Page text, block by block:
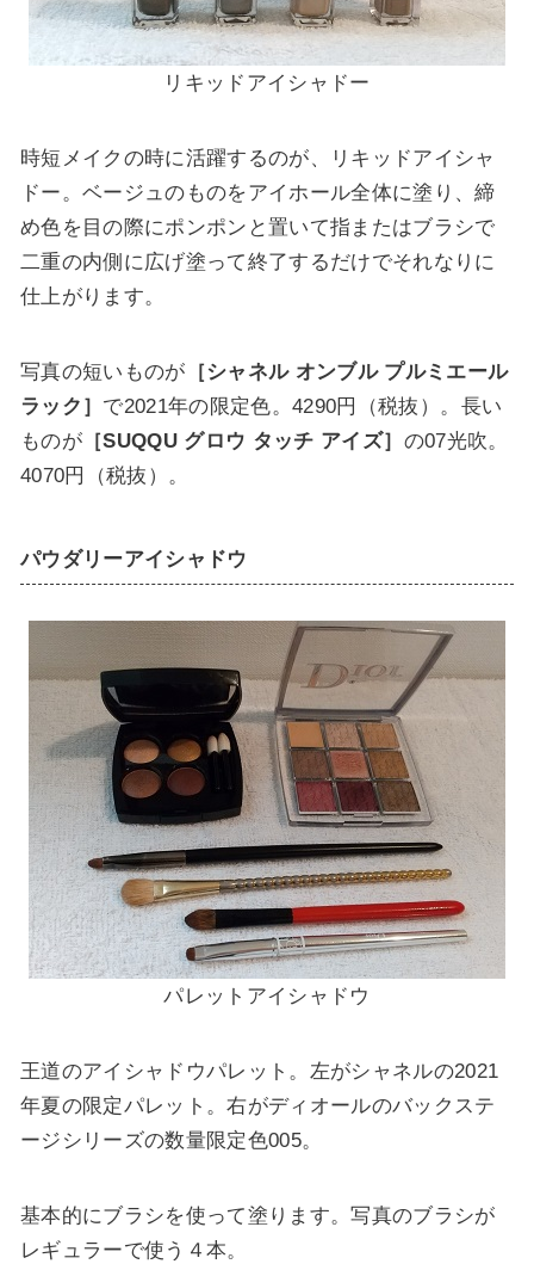
リキッドアイシャドー
時短メイクの時に活躍するのが、リキッドアイシャ
ドー。ベージュのものをアイホール全体に塗り、締
め色を目の際にポンポンと置いて指またはブラシで
二重の内側に広げ塗って終了するだけでそれなりに
仕上がります。
写真の短いものが ［シャネル オンブル プルミエール
ラック］ で2021年の限定色。4290円（税抜）。長い
ものが ［SUQQU グロウ タッチ アイズ］ の07光吹。
4070円（税抜）。
パウダリーアイシャドウ
パレットアイシャドウ
王道のアイシャドウパレット。左がシャネルの2021
年夏の限定パレット。右がディオールのバックステ
ージシリーズの数量限定色005。
基本的にブラシを使って塗ります。写真のブラシが
レギュラーで使う４本。